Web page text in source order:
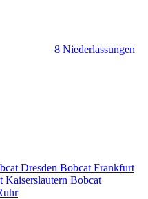
8 Niederlassungen
Dresden Bobcat Frankfurt
Kaiserslautern Bobcat